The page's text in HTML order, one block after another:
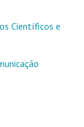
Científicos e